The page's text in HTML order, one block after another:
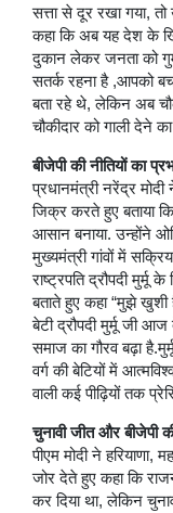
सत्ता से दूर रखा गया,
कहा कि अब यह देश के
दुकान लेकर जनता को
सतर्क रहना है ,आपको
बता रहे थे, लेकिन अब
चौकीदार को गाली देने
बीजेपी की नीतियों का
प्रधानमंत्री नरेंद्र
जिक्र करते हुए बताया
आसान बनाया. उन्होंने
मुख्यमंत्री गांवों में
राष्ट्रपति द्रौपदी मुर्मू
बताते हुए कहा “मुझे खुशी
बेटी द्रौपदी मुर्मू जी
समाज का गौरव बढ़ा
वर्ग की बेटियों में
वाली कई पीढ़ियों तक
चुनावी जीत और बीजेपी
पीएम मोदी ने हरियाणा,
जोर देते हुए कहा कि
कर दिया था, लेकिन